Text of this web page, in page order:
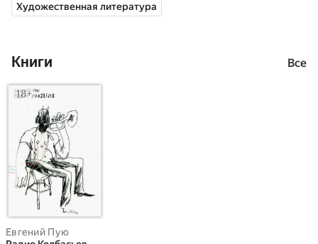
Художественная литература
Книги Все
Евгений Пую